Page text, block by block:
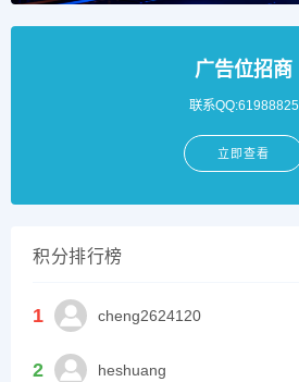
广告位招商
联系QQ:61988825
立即查看
积分排行榜
1 cheng2624120
2 heshuang